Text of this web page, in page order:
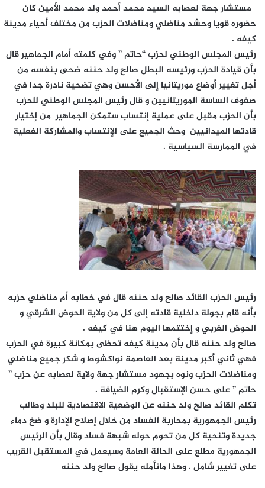
مستشار جهة لعصابه السيد محمد أحمد ولد محمد الأمين كان
حضوره قويا وحشد مناضلي ومناضلات الحزب من مختلف أحياء مدينة
كيفه .
رئيس المجلس الوطني لحزب “حاتم ” وفي كلمته أمام الجماهير قال
بأن قيادة الحزب ورئيسه البطل صالح ولد حننه ضحى بنفسه من
أجل تغيير أوضاع موريتانيا إلى الأحسن وهي تضحية نادرة جدا في
صفوف الساسة الموريتانيين و قال رئيس المجلس الوطني للحزب
بأن الحزب مقبل على عملية إنتساب ستمكن الجماهير من إختيار
قادتها الميدانيين وحث الجميع على الإنتساب والمشاركة الفعلية
في الممارسة السياسية .
رئيس الحزب القائد صالح ولد حننه قال في خطابه أم مناضلي حزبه
بأنه قام بجولة داخلية قادته إلى كل من ولاية الحوض الشرقي و
الحوض الغربي و إختتمها اليوم هنا في كيفه .
صالح ولد حننه قال بأن مدينة كيفه تحظى بمكانة كبيرة في الحزب
فهي ثاني أكبر مدينة بعد العاصمة نواكشوط و شكر جميع مناضلي
ومناضلات الحزب ونوه بجهود مستشار جهة ولاية لعصابه عن حزب ”
حاتم ” على حسن الإستقبال وكرم الضيافة .
تكلم القائد صالح ولد حننه عن الوضعية الاقتصادية للبلد وطالب
رئيس الجمهورية بمحاربة الفساد من خلال إصلاح الإدارة و ضخ دماء
جديدة وتنحية كل من تحوم حوله شبهة فساد وقال بأن الرئيس
الجمهورية مطلع على الحالة العامة وسيعمل في المستقبل القريب
على تغيير شامل . وهذا مانأمله يقول صالح ولد حننه